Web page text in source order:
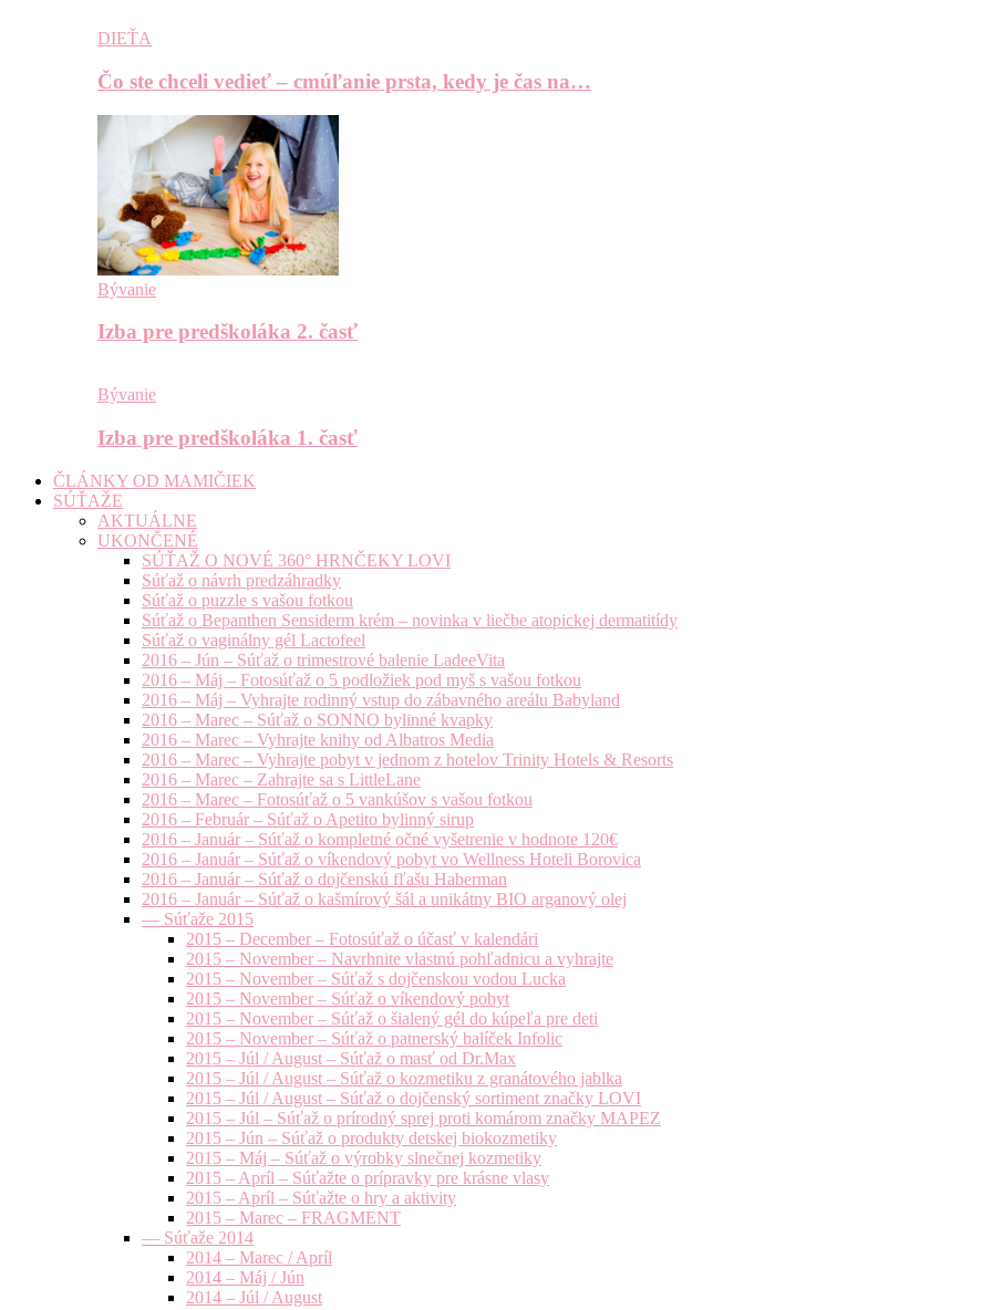
DIEŤA
Čo ste chceli vedieť – cmúľanie prsta, kedy je čas na…
Bývanie
Izba pre predškoláka 2. časť
Bývanie
Izba pre predškoláka 1. časť
ČLÁNKY OD MAMIČIEK
SÚŤAŽE
AKTUÁLNE
UKONČENÉ
SÚŤAŽ O NOVÉ 360° HRNČEKY LOVI
Súťaž o návrh predzáhradky
Súťaž o puzzle s vašou fotkou
Súťaž o Bepanthen Sensiderm krém – novinka v liečbe atopickej dermatitídy
Súťaž o vaginálny gél Lactofeel
2016 – Jún – Súťaž o trimestrové balenie LadeeVita
2016 – Máj – Fotosúťaž o 5 podložiek pod myš s vašou fotkou
2016 – Máj – Vyhrajte rodinný vstup do zábavného areálu Babyland
2016 – Marec – Súťaž o SONNO bylinné kvapky
2016 – Marec – Vyhrajte knihy od Albatros Media
2016 – Marec – Vyhrajte pobyt v jednom z hotelov Trinity Hotels & Resorts
2016 – Marec – Zahrajte sa s LittleLane
2016 – Marec – Fotosúťaž o 5 vankúšov s vašou fotkou
2016 – Február – Súťaž o Apetito bylinný sirup
2016 – Január – Súťaž o kompletné očné vyšetrenie v hodnote 120€
2016 – Január – Súťaž o víkendový pobyt vo Wellness Hoteli Borovica
2016 – Január – Súťaž o dojčenskú fľašu Haberman
2016 – Január – Súťaž o kašmírový šál a unikátny BIO arganový olej
— Súťaže 2015
2015 – December – Fotosúťaž o účasť v kalendári
2015 – November – Navrhnite vlastnú pohľadnicu a vyhrajte
2015 – November – Súťaž s dojčenskou vodou Lucka
2015 – November – Súťaž o víkendový pobyt
2015 – November – Súťaž o šialený gél do kúpeľa pre deti
2015 – November – Súťaž o patnerský balíček Infolic
2015 – Júl / August – Súťaž o masť od Dr.Max
2015 – Júl / August – Súťaž o kozmetiku z granátového jablka
2015 – Júl / August – Súťaž o dojčenský sortiment značky LOVI
2015 – Júl – Súťaž o prírodný sprej proti komárom značky MAPEZ
2015 – Jún – Súťaž o produkty detskej biokozmetiky
2015 – Máj – Súťaž o výrobky slnečnej kozmetiky
2015 – Apríl – Súťažte o prípravky pre krásne vlasy
2015 – Apríl – Súťažte o hry a aktivity
2015 – Marec – FRAGMENT
— Súťaže 2014
2014 – Marec / Apríl
2014 – Máj / Jún
2014 – Júl / August